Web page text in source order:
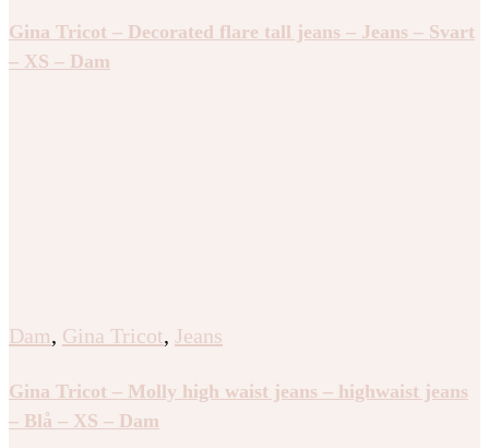
Gina Tricot – Decorated flare tall jeans – Jeans – Svart
– XS – Dam
Dam, Gina Tricot, Jeans
Gina Tricot – Molly high waist jeans – highwaist jeans
– Blå – XS – Dam